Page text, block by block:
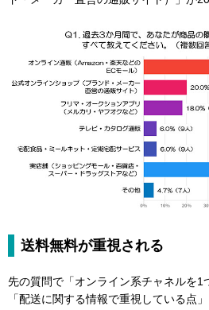
送料無料が重視される
先の質問で「オンライン系チャネルを1
「配送に関する情報で重視している点